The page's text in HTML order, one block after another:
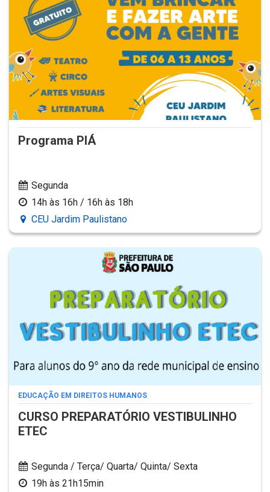
Programa PIÁ
Segunda
14h às 16h / 16h às 18h
CEU Jardim Paulistano
EDUCAÇÃO EM DIREITOS HUMANOS
CURSO PREPARATÓRIO VESTIBULINHO
ETEC
Segunda / Terça/ Quarta/ Quinta/ Sexta
19h às 21h15min